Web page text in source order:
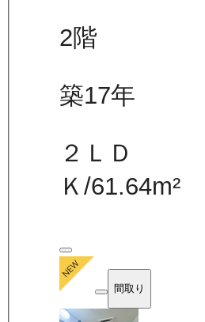
2階
築17年
２ＬＤ
Ｋ/61.64m²
間取り